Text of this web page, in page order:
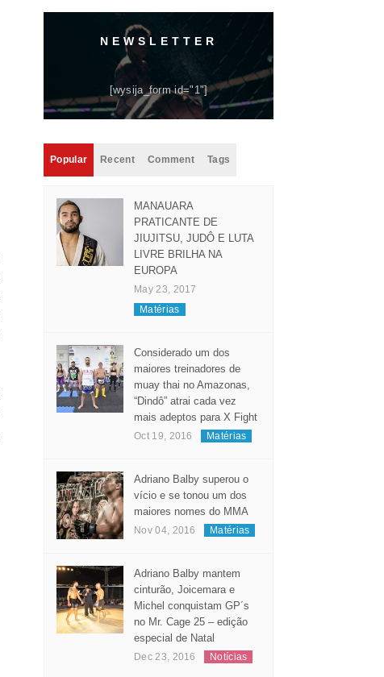
NEWSLETTER
[wysija_form id="1"]
Popular Recent Comment Tags
MANAUARA
PRATICANTE DE
JIUJITSU, JUDÔ E LUTA
LIVRE BRILHA NA
EUROPA
May 23, 2017
Matérias
Considerado um dos
maiores treinadores de
muay thai no Amazonas,
“Dindô” atrai cada vez
mais adeptos para X Fight
Oct 19, 2016 Matérias
Adriano Balby superou o
vício e se tonou um dos
maiores nomes do MMA
Nov 04, 2016 Matérias
Adriano Balby mantem
cinturão, Joicemara e
Michel conquistam GP´s
no Mr. Cage 25 – edição
especial de Natal
Dec 23, 2016 Notícias